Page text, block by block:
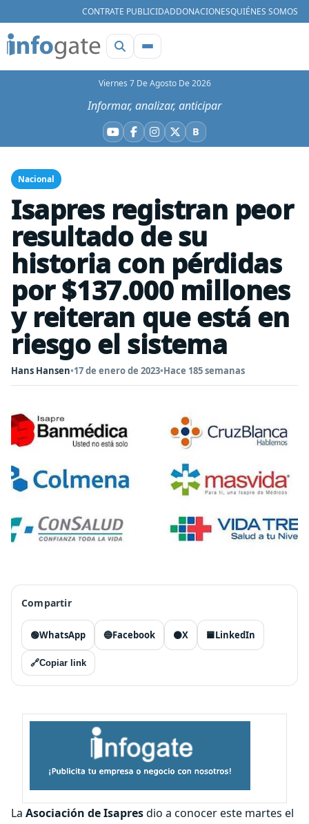
CONTRATE PUBLICIDADDONACIONESQUIÉNES SOMOS
Viernes 7 De Agosto De 2026
Informar, analizar, anticipar
YouTube
Facebook
Instagram
X BBluesky
Nacional
Isapres registran peor
resultado de su
historia con pérdidas
por $137.000 millones
y reiteran que está en
riesgo el sistema
Hans Hansen•17 de enero de 2023•Hace 185 semanas
Compartir
🟢WhatsApp 🔵Facebook ⚫X 🟦LinkedIn
🔗Copiar link
La Asociación de Isapresdio a conocer este martes el